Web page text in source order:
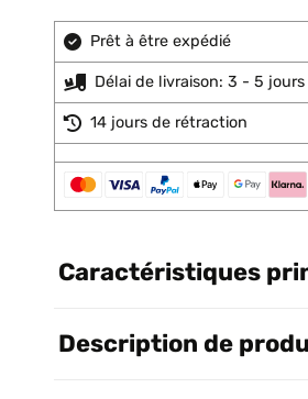
Prêt à être expédié
Délai de livraison: 3 - 5
14 jours de rétraction
Caractéristiques
Description de